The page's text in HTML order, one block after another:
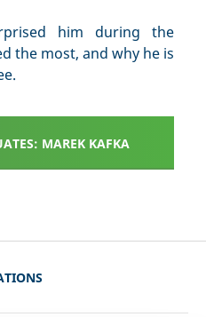
him during the
the most, and why he is
MAREK KAFKA